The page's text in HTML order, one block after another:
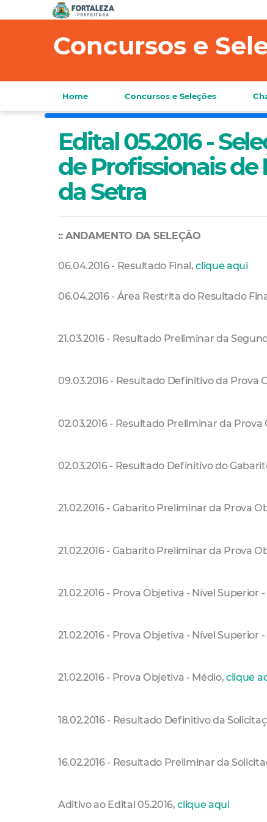
Concursos e
Home Concursos e Seleções
Edital 05.2016 -
de Profissionais de
da Setra
:: ANDAMENTO DA SELEÇÃO
06.04.2016 - Resultado Final, clique aqui
06.04.2016 - Área Restrita do Resultado
21.03.2016 - Resultado Preliminar da
09.03.2016 - Resultado Definitivo da Prova
02.03.2016 - Resultado Preliminar da Prova
02.03.2016 - Resultado Definitivo do
21.02.2016 - Gabarito Preliminar da Prova
21.02.2016 - Gabarito Preliminar da Prova
21.02.2016 - Prova Objetiva - Nível Superior
21.02.2016 - Prova Objetiva - Nível Superior
21.02.2016 - Prova Objetiva - Médio,clique
18.02.2016 - Resultado Definitivo da
16.02.2016 - Resultado Preliminar da
Aditivo ao Edital 05.2016,clique aqui